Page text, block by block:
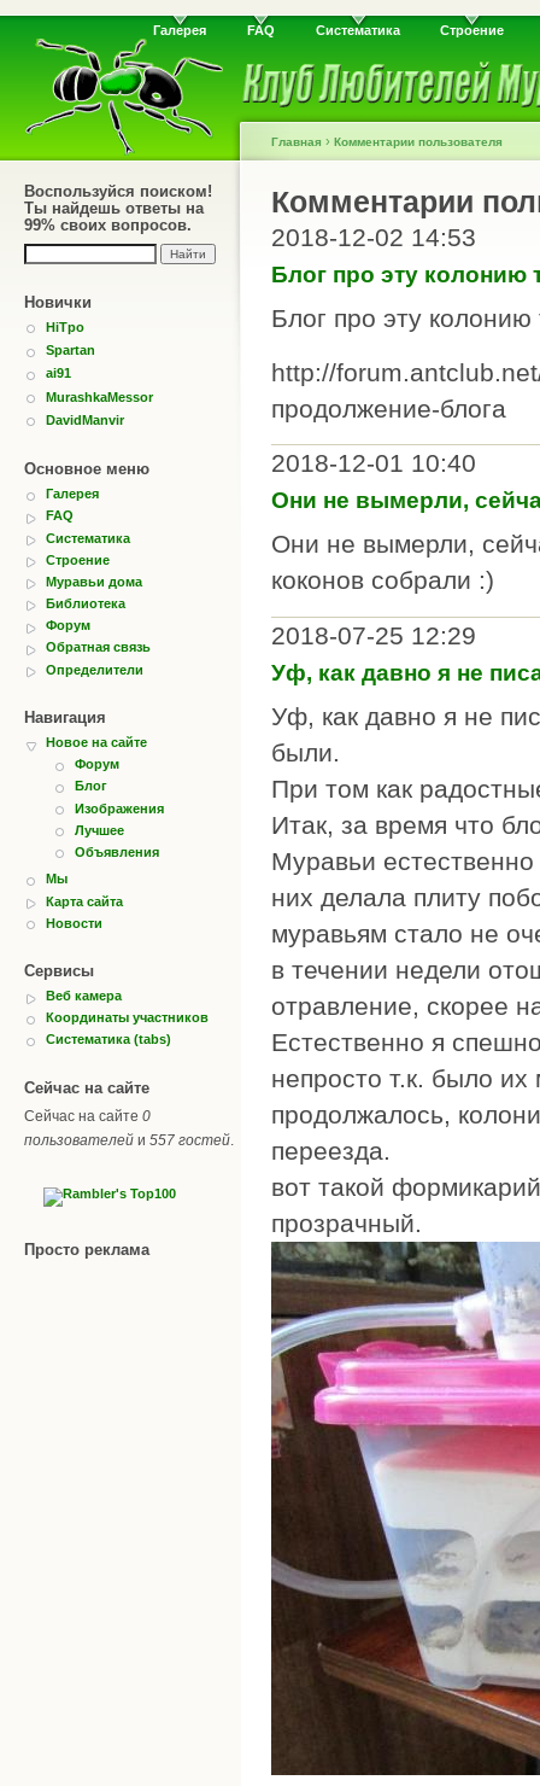
Галерея FAQ Систематика Строение
Воспользуйся поиском!
Ты найдешь ответы на
99% своих вопросов.
Новички
HiTpo
Spartan
ai91
MurashkaMessor
DavidManvir
Основное меню
Галерея
FAQ
Систематика
Строение
Муравьи дома
Библиотека
Форум
Обратная связь
Определители
Навигация
Новое на сайте
Форум
Блог
Изображения
Лучшее
Объявления
Мы
Карта сайта
Новости
Сервисы
Веб камера
Координаты участников
Систематика (tabs)
Сейчас на сайте
Сейчас на сайте 0
пользователей и 557 гостей.
Просто реклама
Главная › Комментарии пользователя
Комментарии
2018-12-02 14:53
Блог про эту колонию
Блог про эту
http://
продолжение-блога
2018-12-01 10:40
Они не вымерли,
Они не вымерли,
коконов собрали :)
2018-07-25 12:29
Уф, как давно я не
Уф, как давно я не
были.
При том как
Итак, за время что
Муравьи
них делала плиту
муравьям стало не
в течении недели
отравление, скорее
Естественно я
непросто т.к. было
продолжалось,
переезда.
вот такой
прозрачный.